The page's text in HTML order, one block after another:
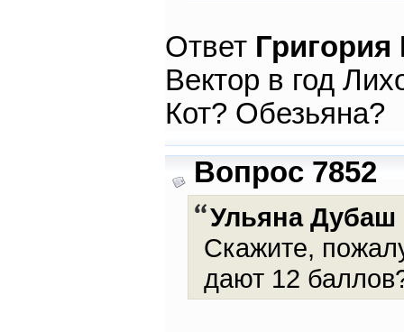
Ответ
Вектор в год
Кот? Обезьяна?
Вопрос 7852
Ульяна Дубаш
Скажите,
дают 12